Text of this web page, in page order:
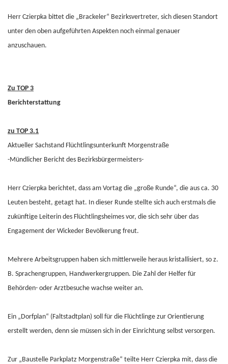
Herr Czierpka bittet die „Brackeler“ Bezirksvertreter, sich diesen Standort
unter den oben aufgeführten Aspekten noch einmal genauer
anzuschauen.
Zu TOP 3
Berichterstattung
zu TOP 3.1
Aktueller Sachstand Flüchtlingsunterkunft Morgenstraße
-Mündlicher Bericht des Bezirksbürgermeisters-
Herr Czierpka berichtet, dass am Vortag die „große Runde“, die aus ca. 30
Leuten besteht, getagt hat. In dieser Runde stellte sich auch erstmals die
zukünftige Leiterin des Flüchtlingsheimes vor, die sich sehr über das
Engagement der Wickeder Bevölkerung freut.
Mehrere Arbeitsgruppen haben sich mittlerweile heraus kristallisiert, so z.
B. Sprachengruppen, Handwerkergruppen. Die Zahl der Helfer für
Behörden- oder Arztbesuche wachse weiter an.
Ein „Dorfplan“ (Faltstadtplan) soll für die Flüchtlinge zur Orientierung
erstellt werden, denn sie müssen sich in der Einrichtung selbst versorgen.
Zur „Baustelle Parkplatz Morgenstraße“ teilte Herr Czierpka mit, dass die